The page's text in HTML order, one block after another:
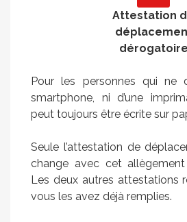
Attestation
dérogatoire
Pour les personnes qui ne
smartphone, ni d’une
peut toujours être écrite sur
Seule l’attestation de
change avec cet
Les deux autres attestations
vous les avez déjà remplies.